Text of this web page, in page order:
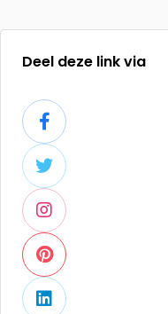
Deel deze link via